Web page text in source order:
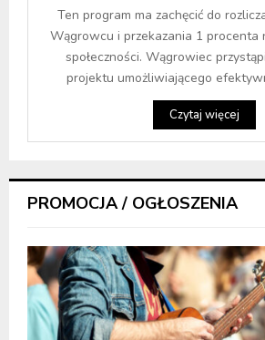
Ten program ma zachęcić do
Wągrowcu i przekazania 1 procenta
społeczności. Wągrowiec
projektu umożliwiającego
Czytaj więcej
PROMOCJA / OGŁOSZENIA